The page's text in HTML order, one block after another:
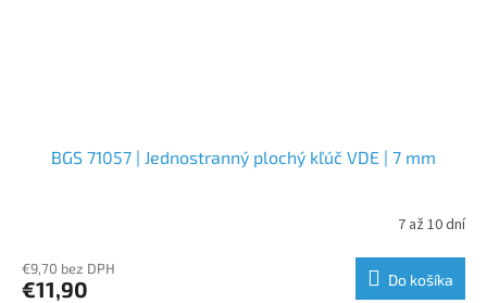
BGS 71057 | Jednostranný plochý kľúč VDE | 7 mm
7 až 10 dní
€9,70 bez DPH
€11,90 Do košíka